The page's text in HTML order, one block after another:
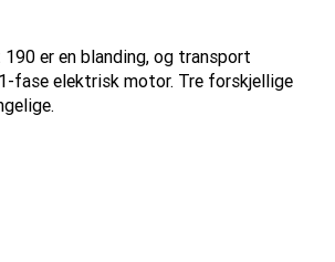
er en blanding, og transport
fase elektrisk motor. Tre forskjellige